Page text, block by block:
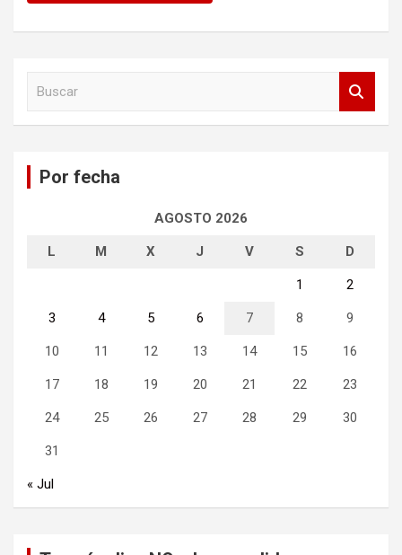
Por fecha
AGOSTO 2026
L M X J V S D
1 2
3 4 5 6 7 8 9
10 11 12 13 14 15 16
17 18 19 20 21 22 23
24 25 26 27 28 29 30
31
« Jul